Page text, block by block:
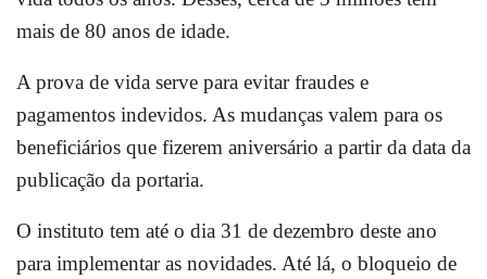
mais de 80 anos de idade.
A prova de vida serve para evitar fraudes e
pagamentos indevidos. As mudanças valem para os
beneficiários que fizerem aniversário a partir da data da
publicação da portaria.
O instituto tem até o dia 31 de dezembro deste ano
para implementar as novidades. Até lá, o bloqueio de